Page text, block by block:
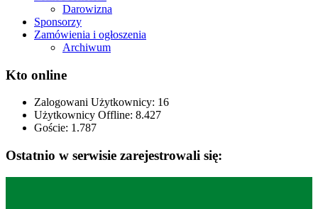
Darowizna
Sponsorzy
Zamówienia i ogłoszenia
Archiwum
Kto online
Zalogowani Użytkownicy: 16
Użytkownicy Offline: 8.427
Goście: 1.787
Ostatnio w serwisie zarejestrowali się: